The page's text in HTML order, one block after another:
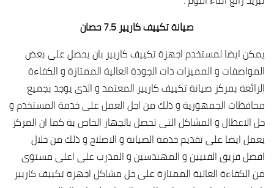
صيانة تكييف كاريير 7.5 حصان
يمكن ايضا لمستخدم اجهزة تكييف كاريير بان يحصل على بعض
المواصفات و المميزات ذات الجودة العالية الممتازة و الكفاءة
الرائعة بمركز صيانة تكييف كاريير المعتمد و الذى يوجد بجميع
محافظات الجمهورية و ذلك من اجل العمل على خدمة المستخدم و
حل الاعطال و المشاكل التى تحصل بالجهاز الخاص بة كما ان المركز
يعمل ايضا على تقديم خدمة الصيانة و الاصلاح و ذلك من خلال
افضل فريق الفنيين و المهندسين و المدرب على اعلى مستوى
من الكفاءة العالية الممتازة على حل مشاكل اجهزة تكييف كاريير